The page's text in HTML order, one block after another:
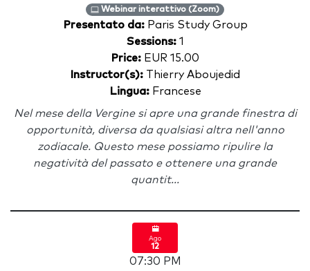
Webinar interattivo (Zoom)
Presentato da: Paris Study Group
Sessions:1
Price: EUR 15.00
Instructor(s): Thierry Aboujedid
Lingua:Francese
Nel mese della Vergine si apre una grande finestra di
opportunità, diversa da qualsiasi altra nell'anno
zodiacale. Questo mese possiamo ripulire la
negatività del passato e ottenere una grande
quantit...
Ago
12
07:30 PM